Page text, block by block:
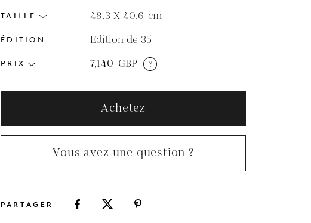
TAILLE 48.3 X 40.6 cm
ÉDITION Edition de 35
PRIX 7,140 GBP ?
Achetez
Vous avez une question ?
PARTAGER